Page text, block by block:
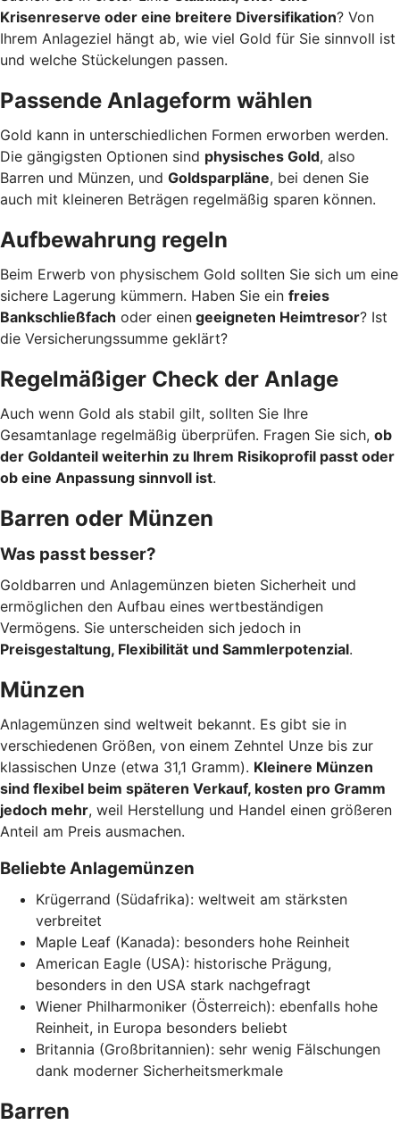
Krisenreserve oder eine breitere Diversifikation? Von
Ihrem Anlageziel hängt ab, wie viel Gold für Sie sinnvoll ist
und welche Stückelungen passen.
Passende Anlageform wählen
Gold kann in unterschiedlichen Formen erworben werden.
Die gängigsten Optionen sind physisches Gold, also
Barren und Münzen, und Goldsparpläne, bei denen Sie
auch mit kleineren Beträgen regelmäßig sparen können.
Aufbewahrung regeln
Beim Erwerb von physischem Gold sollten Sie sich um eine
sichere Lagerung kümmern. Haben Sie ein freies
Bankschließfach oder einen geeigneten Heimtresor? Ist
die Versicherungssumme geklärt?
Regelmäßiger Check der Anlage
Auch wenn Gold als stabil gilt, sollten Sie Ihre
Gesamtanlage regelmäßig überprüfen. Fragen Sie sich, ob
der Goldanteil weiterhin zu Ihrem Risikoprofil passt oder
ob eine Anpassung sinnvoll ist.
Barren oder Münzen
Was passt besser?
Goldbarren und Anlagemünzen bieten Sicherheit und
ermöglichen den Aufbau eines wertbeständigen
Vermögens. Sie unterscheiden sich jedoch in
Preisgestaltung, Flexibilität und Sammlerpotenzial.
Münzen
Anlagemünzen sind weltweit bekannt. Es gibt sie in
verschiedenen Größen, von einem Zehntel Unze bis zur
klassischen Unze (etwa 31,1 Gramm). Kleinere Münzen
sind flexibel beim späteren Verkauf, kosten pro Gramm
jedoch mehr, weil Herstellung und Handel einen größeren
Anteil am Preis ausmachen.
Beliebte Anlagemünzen
Krügerrand (Südafrika): weltweit am stärksten
verbreitet
Maple Leaf (Kanada): besonders hohe Reinheit
American Eagle (USA): historische Prägung,
besonders in den USA stark nachgefragt
Wiener Philharmoniker (Österreich): ebenfalls hohe
Reinheit, in Europa besonders beliebt
Britannia (Großbritannien): sehr wenig Fälschungen
dank moderner Sicherheitsmerkmale
Barren